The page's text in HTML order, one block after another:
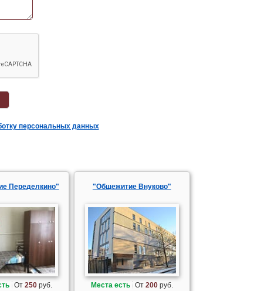
персональных данных
Переделкино"
От 250руб.
"Общежитие Внуково"
Места есть От 200руб.